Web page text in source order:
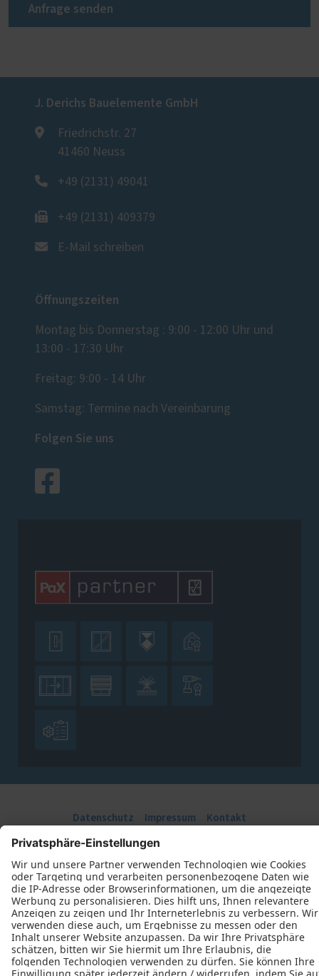
Anfrage senden
J. Derichs Bauelemente GmbH
Friedrichstr. 27
41460 Neuss
+49 (2131) 49041
+49 (2131) 409379
E-Mail schreiben
Öffnungszeiten
Montag bis Donnerstag : 9:00 - 12:00 Uhr und
13:00 - 17:30 Uhr
Freitag: 9:00 - 14 Uhr
Samstag: Termine nach Vereinbarung
Folgen Sie uns
   
   

Datenschutz Impressum
Kontakt
J. Derichs Bauelemente GmbH © 2026